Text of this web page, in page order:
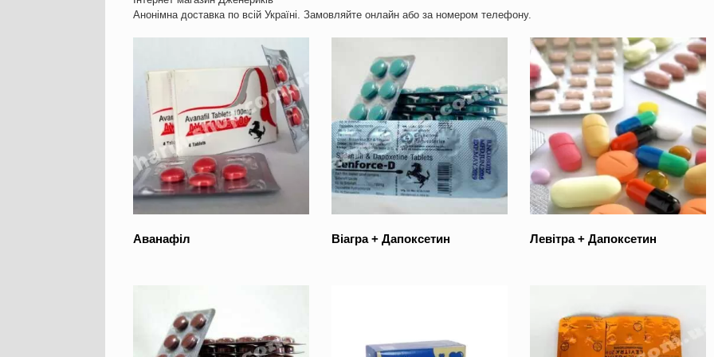
Анонімна доставка по всій Україні. Замовляйте онлайн або за номером телефону.
Аванафіл Віагра + Дапоксетин Левітра + Дапоксетин